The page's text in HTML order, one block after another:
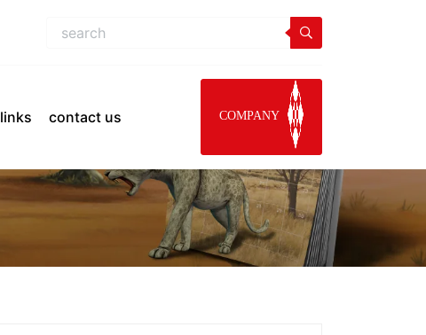
links contact us COMPANY